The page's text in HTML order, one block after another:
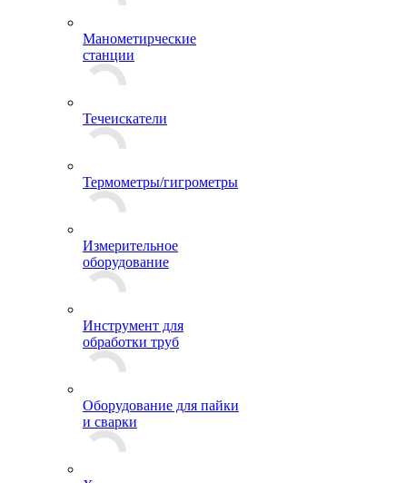
Манометирческие
станции
Течеискатели
Термометры/гигрометры
Измерительное
оборудование
Инструмент для
обработки труб
Оборудование для пайки
и сварки